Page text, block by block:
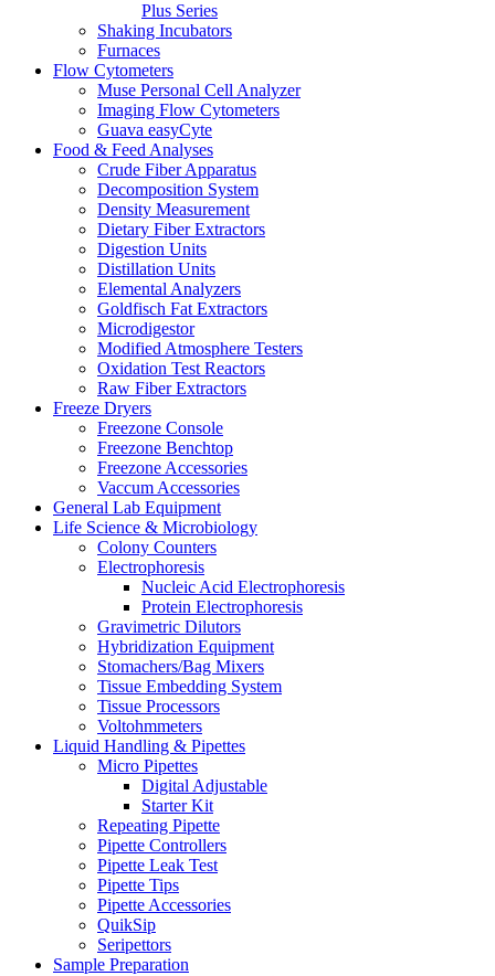
Plus Series
Shaking Incubators
Furnaces
Flow Cytometers
Muse Personal Cell Analyzer
Imaging Flow Cytometers
Guava easyCyte
Food & Feed Analyses
Crude Fiber Apparatus
Decomposition System
Density Measurement
Dietary Fiber Extractors
Digestion Units
Distillation Units
Elemental Analyzers
Goldfisch Fat Extractors
Microdigestor
Modified Atmosphere Testers
Oxidation Test Reactors
Raw Fiber Extractors
Freeze Dryers
Freezone Console
Freezone Benchtop
Freezone Accessories
Vaccum Accessories
General Lab Equipment
Life Science & Microbiology
Colony Counters
Electrophoresis
Nucleic Acid Electrophoresis
Protein Electrophoresis
Gravimetric Dilutors
Hybridization Equipment
Stomachers/Bag Mixers
Tissue Embedding System
Tissue Processors
Voltohmmeters
Liquid Handling & Pipettes
Micro Pipettes
Digital Adjustable
Starter Kit
Repeating Pipette
Pipette Controllers
Pipette Leak Test
Pipette Tips
Pipette Accessories
QuikSip
Seripettors
Sample Preparation